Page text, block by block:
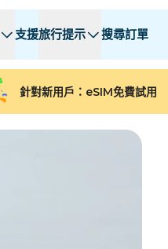
支援旅行提示 搜尋訂單
所有目的地
阿根廷
所有目的地
針對新用戶：eSIM免費試用